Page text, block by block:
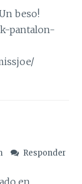
beso!
pantalon-
Responder